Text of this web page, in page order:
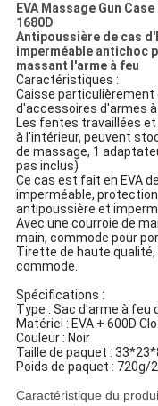
EVA Massage Gun
1680D
Antipoussière de cas
imperméable antichoc
massant l'arme à feu
Caractéristiques :
Caisse particulièrement
d'accessoires d'armes
Les fentes travaillées et
à l'intérieur, peuvent
de massage, 1
pas inclus)
Ce cas est fait en EVA
imperméable,
antipoussière et
Avec une courroie de
main, commode pour
Tirette de haute
commode.
Spécifications :
Type : Sac d'arme à feu
Matériel : EVA + 600D
Couleur : Noir
Taille de paquet :
Poids de paquet : 720g/
Caractéristique du